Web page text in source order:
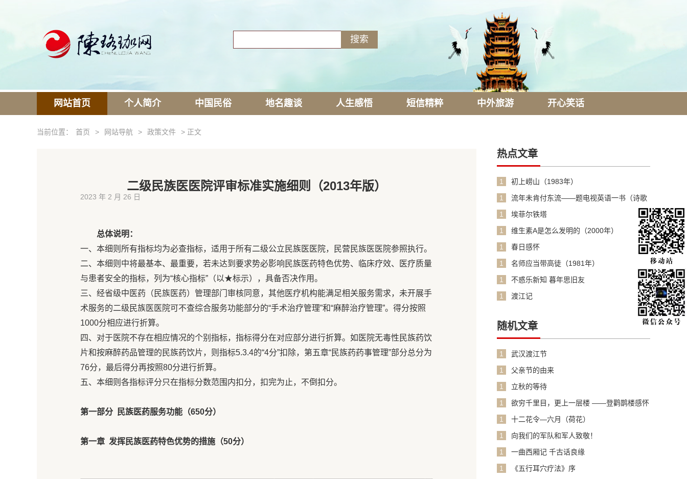
网站首页 个人简介 中国民俗 地名趣谈 人生感悟 短信精粹 中外旅游 开心笑话
当前位置： 首页 > 网站导航 > 政策文件 > 正文
二级民族医医院评审标准实施细则（2013年版）
2023 年 2 月 26 日
总体说明：
一、本细则所有指标均为必查指标，适用于所有二级公立民族医医院，民营民族医医院参照执行。
二、本细则中将最基本、最重要，若未达到要求势必影响民族医药特色优势、临床疗效、医疗质量
与患者安全的指标，列为“核心指标”（以★标示），具备否决作用。
三、经省级中医药（民族医药）管理部门审核同意，其他医疗机构能满足相关服务需求，未开展手
术服务的二级民族医医院可不查综合服务功能部分的“手术治疗管理”和“麻醉治疗管理”。得分按照
1000分相应进行折算。
四、对于医院不存在相应情况的个别指标，指标得分在对应部分进行折算。如医院无毒性民族药饮
片和按麻醉药品管理的民族药饮片，则指标5.3.4的“4分”扣除，第五章“民族药药事管理”部分总分为
76分，最后得分再按照80分进行折算。
五、本细则各指标评分只在指标分数范围内扣分，扣完为止，不倒扣分。
第一部分 民族医药服务功能（650分）
第一章 发挥民族医药特色优势的措施（50分）
热点文章
1
初上崂山（1983年）
1
流年未肯付东流——题电视英语一书（诗歌
1
埃菲尔铁塔
1
维生素A是怎么发明的（2000年）
1
春日感怀
1
名师应当带高徒（1981年）
1
不惑乐新知 暮年思旧友
1
渡江记
随机文章
1
武汉渡江节
1
父亲节的由来
1
立秋的等待
1
欲穷千里目，更上一层楼 ——登鹳鹊楼感怀
1
十二花令—六月（荷花）
1
向我们的军队和军人致敬！
1
一曲西厢记 千古话良缘
1
《五行耳穴疗法》序